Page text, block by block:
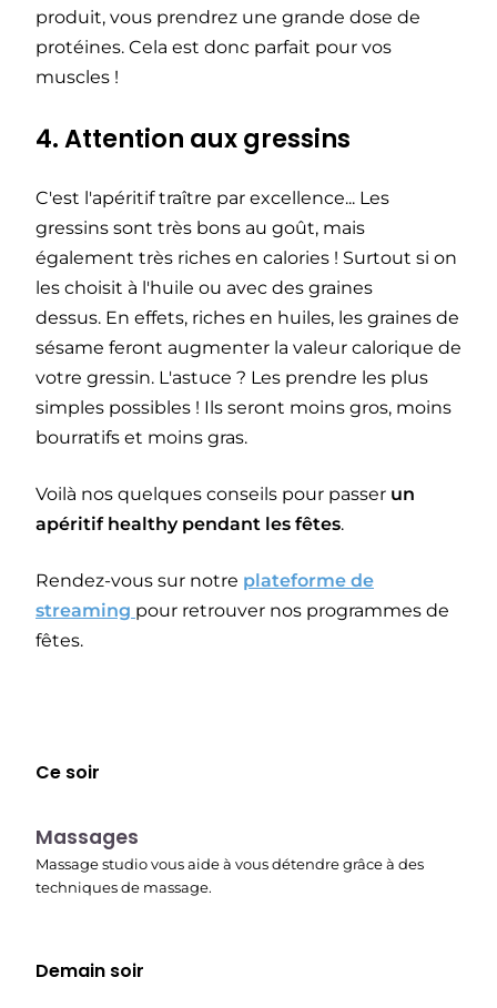
produit, vous prendrez une grande dose de
protéines. Cela est donc parfait pour vos
muscles !
4. Attention aux gressins
C'est l'apéritif traître par excellence... Les
gressins sont très bons au goût, mais
également très riches en calories ! Surtout si on
les choisit à l'huile ou avec des graines
dessus. En effets, riches en huiles, les graines de
sésame feront augmenter la valeur calorique de
votre gressin. L'astuce ? Les prendre les plus
simples possibles ! Ils seront moins gros, moins
bourratifs et moins gras.
Voilà nos quelques conseils pour passer un
apéritif healthy pendant les fêtes.
Rendez-vous sur notre plateforme de
streaming pour retrouver nos programmes de
fêtes.
Ce soir
23:30
Massages
Massage studio vous aide à vous détendre grâce à des
techniques de massage.
Demain soir